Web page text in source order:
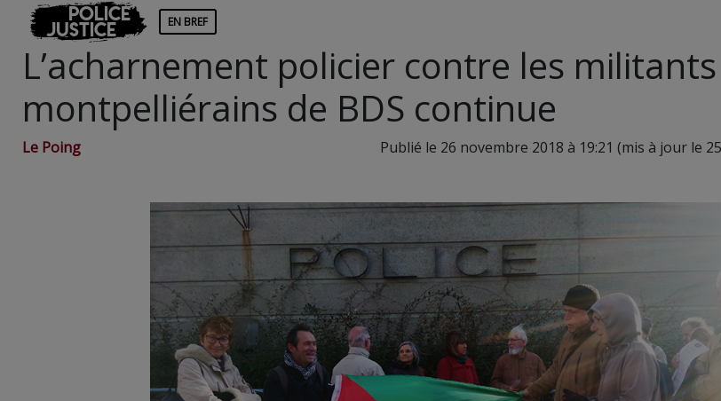
Police
Justice EN BREF
L’acharnement policier contre les militants
montpelliérains de BDS continue
Le Poing Publié le 26 novembre 2018 à 19:21 (mis à jour le